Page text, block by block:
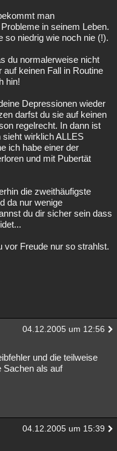
man
in seinem Leben.
so niedrig wie noch nie (!).
du normalerweise nicht
keinen Fall in Routine
hin!
Depressionen wieder
darfst du sie auf keinen
regelrecht. In dann ist
sieht wirklich ALLES
ich habe einer der
und mit Pubertät
die zweithäufigste
da nur wenige
du dir sicher sein dass
vor Freude nur so strahlst.
04.12.2005 um 12:56
und die teilweise
Sachen als auf
04.12.2005 um 15:39